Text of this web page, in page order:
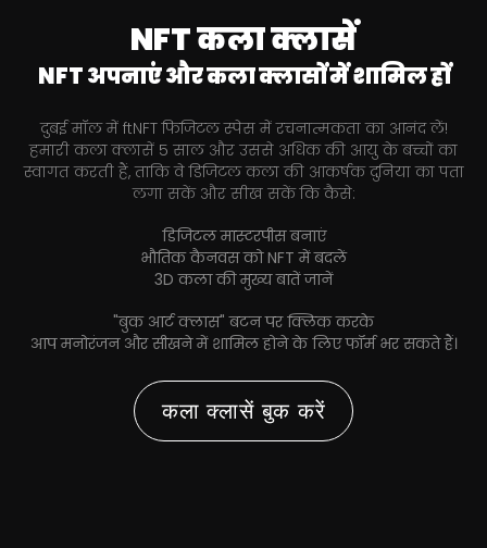
NFT कला क्लासें
NFT अपनाएं और कला क्लासों में शामिल हों
दुबई मॉल में ftNFT फिजिटल स्पेस में रचनात्मकता का आनंद लें!
हमारी कला क्लासें 5 साल और उससे अधिक की आयु के बच्चों का
स्वागत करती हैं, ताकि वे डिजिटल कला की आकर्षक दुनिया का पता
लगा सकें और सीख सकें कि कैसे:
डिजिटल मास्टरपीस बनाएं
भौतिक कैनवस को NFT में बदलें
3D कला की मुख्य बातें जानें
"बुक आर्ट क्लास" बटन पर क्लिक करके
आप मनोरंजन और सीखने में शामिल होने के लिए फॉर्म भर सकते हैं।
कला क्लासें बुक करें